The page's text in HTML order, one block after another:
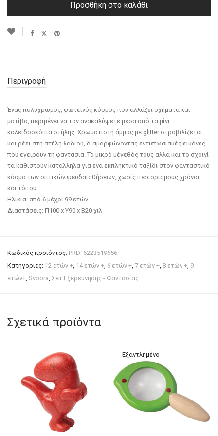
Προσθήκη στο καλάθι
Περιγραφή
Ένας πολύχρωμος, φωτεινός κόσμος που αλλάζει σχήματα και
μοτίβα, περιμένει να τον ανακαλύψετε μέσα από τα μίνι
καλειδοσκόπια στήλης: Χρωματιστή άμμος με glitter στροβιλίζεται
και ρέει στη στήλη λαδιού, διαμορφώνοντας εντυπωσιακές εικόνες
που εγείρουν τη φαντασία. Το μικρό μέγεθός τους αλλά και το σχοινί
τα καθιστούν κατάλληλα για ένα εκπληκτικό ταξίδι στον φανταστικό
κόσμο των οπτικών ψευδαισθήσεων, χωρίς περιορισμούς χρόνου
και τόπου.
Ηλικία: από 6 μέχρι 99 ετών
Διαστάσεις: Π100 x Y90 x Β20 χιλ
Κωδικός προϊόντος: PRD_6223519656
Κατηγορίες: 12 ετών +, 14 ετών +, 6 ετών +, 7 ετών +, 8 ετών +, 9
ετών+, Svoora, Σετ Εξερεύνησης - Φαντασίας
Σχετικά προϊόντα